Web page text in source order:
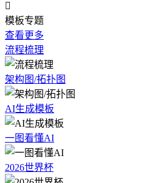

模板专题
查看更多
流程梳理
架构图/拓扑图
AI生成模板
一图看懂AI
2026世界杯